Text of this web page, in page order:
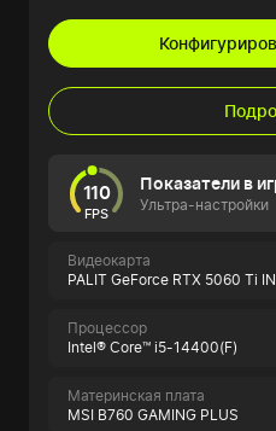
110
FPS
Показатели в
Ультра-настройки
Видеокарта
PALIT GeForce RTX 5060 Ti
Процессор
Intel® Core™ i5-14400(F)
Материнская плата
MSI B760 GAMING PLUS